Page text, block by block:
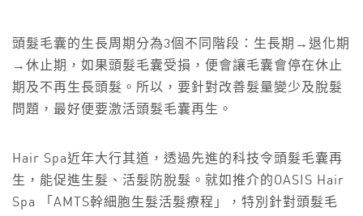
頭髮毛囊的生長周期分為3個不同階段：生長期→退化期
→休止期，如果頭髮毛囊受損，便會讓毛囊會停在休止
期及不再生長頭髮。所以，要針對改善髮量變少及脫髮
問題，最好便要激活頭髮毛囊再生。
Hair Spa近年大行其道，透過先進的科技令頭髮毛囊再
生，能促進生髮、活髮防脫髮。就如推介的OASIS Hair
Spa 「AMTS幹細胞生髮活髮療程」，特別針對頭髮毛